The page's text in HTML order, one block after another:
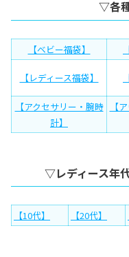
▽各
【ベビー福袋】
【レディース福袋】
【アクセサリー・腕時
計】
【
▽レディース年
【10代】 【20代】